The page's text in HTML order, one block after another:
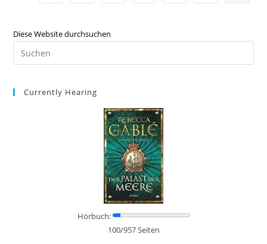
Diese Website durchsuchen
Currently Hearing
Hörbuch:
100/957 Seiten